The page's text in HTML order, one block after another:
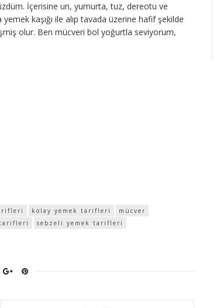
İçerisine un, yumurta, tuz, dereotu ve
yemek kaşığı ile alıp tavada üzerine hafif şekilde
olur. Ben mücveri bol yoğurtla seviyorum,
kolay yemek tarifleri
mücver
tarifleri
sebzeli yemek tarifleri